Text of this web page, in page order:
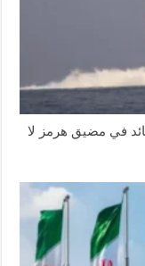
في مضيق هرمز لا